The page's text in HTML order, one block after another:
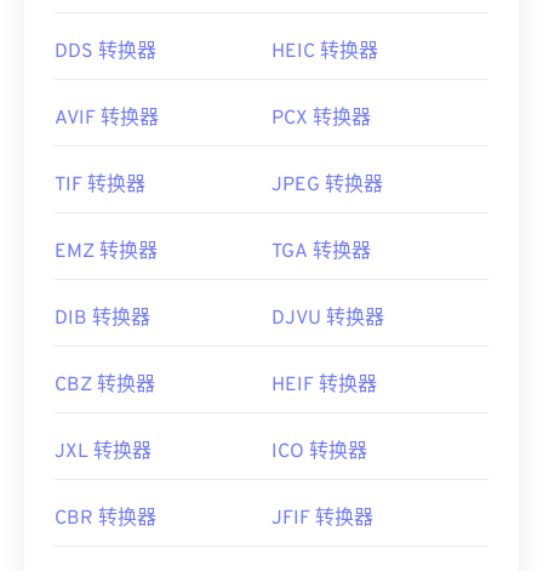
DDS 转换器 HEIC 转换器
AVIF 转换器 PCX 转换器
TIF 转换器 JPEG 转换器
EMZ 转换器 TGA 转换器
DIB 转换器 DJVU 转换器
CBZ 转换器 HEIF 转换器
JXL 转换器 ICO 转换器
CBR 转换器 JFIF 转换器